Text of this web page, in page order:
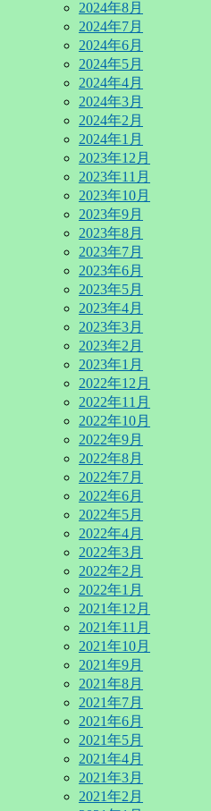
2024年8月
2024年7月
2024年6月
2024年5月
2024年4月
2024年3月
2024年2月
2024年1月
2023年12月
2023年11月
2023年10月
2023年9月
2023年8月
2023年7月
2023年6月
2023年5月
2023年4月
2023年3月
2023年2月
2023年1月
2022年12月
2022年11月
2022年10月
2022年9月
2022年8月
2022年7月
2022年6月
2022年5月
2022年4月
2022年3月
2022年2月
2022年1月
2021年12月
2021年11月
2021年10月
2021年9月
2021年8月
2021年7月
2021年6月
2021年5月
2021年4月
2021年3月
2021年2月